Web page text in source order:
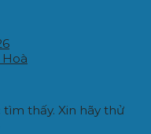
thấy. Xin hãy thử